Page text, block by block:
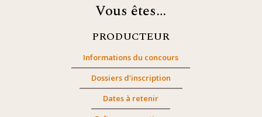
Vous êtes…
PRODUCTEUR
Informations du concours
Dossiers d’inscription
Dates à retenir